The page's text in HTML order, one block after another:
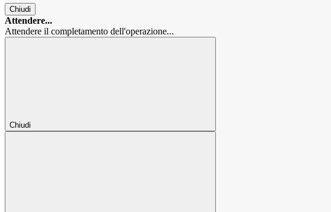
Chiudi
Attendere...
Attendere il completamento dell'operazione...
Chiudi